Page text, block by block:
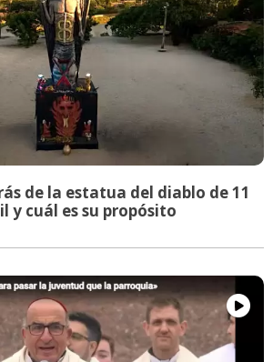
de la estatua del diablo de 11
y cuál es su propósito